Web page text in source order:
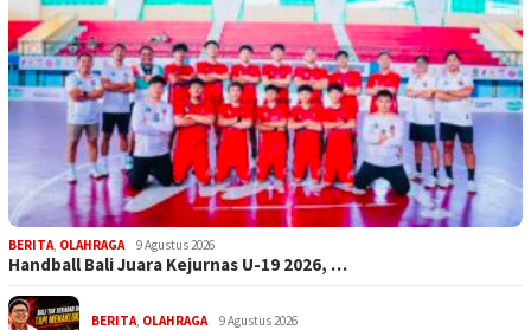
BERITA, OLAHRAGA 9 Agustus 2026
Handball Bali Juara Kejurnas U-19 2026, …
BERITA, OLAHRAGA 9 Agustus 2026